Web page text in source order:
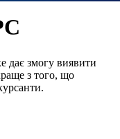
дає змогу виявити
з того, що